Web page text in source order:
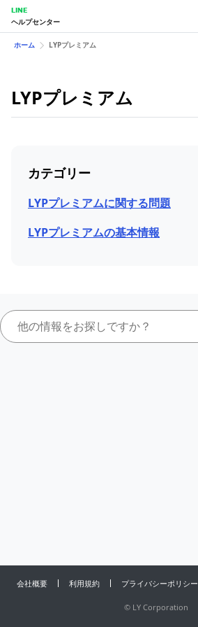
LINE
ヘルプセンター
ホーム LYPプレミアム
LYPプレミアム
カテゴリー
LYPプレミアムに関する問題
LYPプレミアムの基本情報
会社概要 利用規約 プライバシーポリシー
© LY Corporation